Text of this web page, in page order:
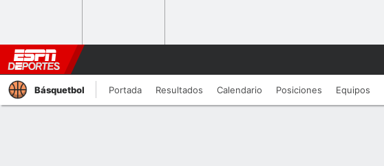
Básquetbol Portada Resultados Calendario Posiciones Equipos